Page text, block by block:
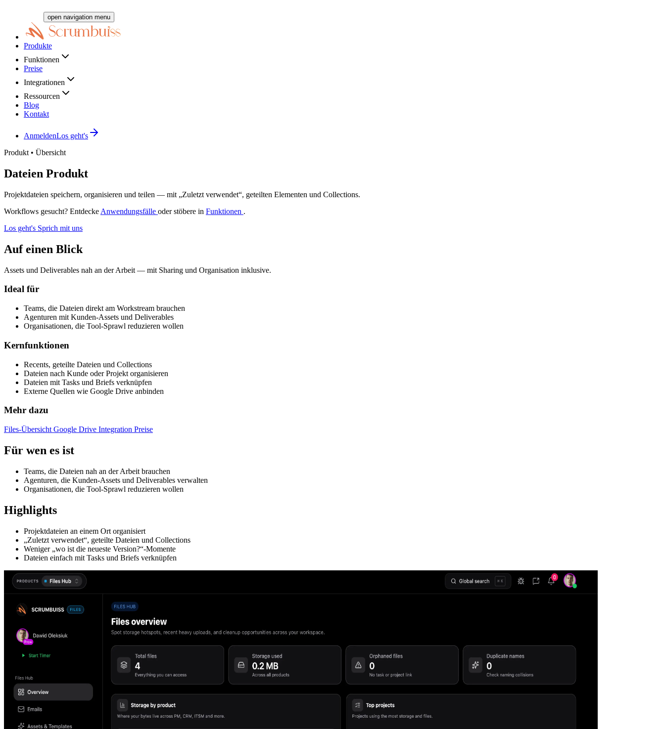
open navigation menu
Produkte
Funktionen
Preise
Integrationen
Ressourcen
Blog
Kontakt
AnmeldenLos geht's
Produkt • Übersicht
Dateien Produkt
Projektdateien speichern, organisieren und teilen — mit „Zuletzt verwendet“, geteilten Elementen und Collections.
Workflows gesucht? Entdecke Anwendungsfälle oder stöbere in Funktionen .
Los geht's Sprich mit uns
Auf einen Blick
Assets und Deliverables nah an der Arbeit — mit Sharing und Organisation inklusive.
Ideal für
Teams, die Dateien direkt am Workstream brauchen
Agenturen mit Kunden-Assets und Deliverables
Organisationen, die Tool-Sprawl reduzieren wollen
Kernfunktionen
Recents, geteilte Dateien und Collections
Dateien nach Kunde oder Projekt organisieren
Dateien mit Tasks und Briefs verknüpfen
Externe Quellen wie Google Drive anbinden
Mehr dazu
Files-Übersicht Google Drive Integration Preise
Für wen es ist
Teams, die Dateien nah an der Arbeit brauchen
Agenturen, die Kunden-Assets und Deliverables verwalten
Organisationen, die Tool-Sprawl reduzieren wollen
Highlights
Projektdateien an einem Ort organisiert
„Zuletzt verwendet“, geteilte Dateien und Collections
Weniger „wo ist die neueste Version?“-Momente
Dateien einfach mit Tasks und Briefs verknüpfen